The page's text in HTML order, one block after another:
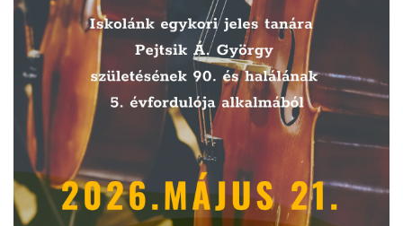
Területi Válogatója